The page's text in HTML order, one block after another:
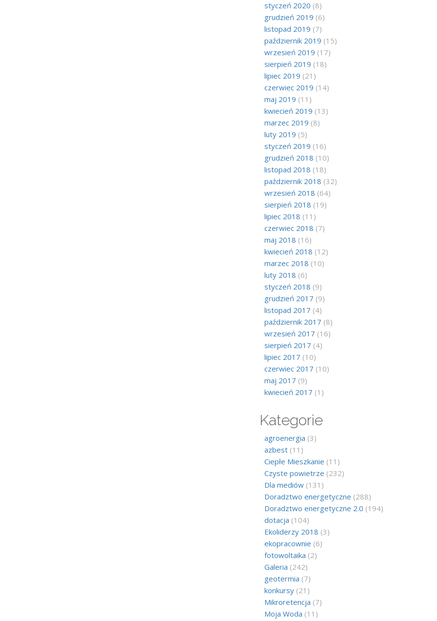
styczeń 2020 (8)
grudzień 2019 (6)
listopad 2019 (7)
październik 2019 (15)
wrzesień 2019 (17)
sierpień 2019 (18)
lipiec 2019 (21)
czerwiec 2019 (14)
maj 2019 (11)
kwiecień 2019 (13)
marzec 2019 (8)
luty 2019 (5)
styczeń 2019 (16)
grudzień 2018 (10)
listopad 2018 (18)
październik 2018 (32)
wrzesień 2018 (64)
sierpień 2018 (19)
lipiec 2018 (11)
czerwiec 2018 (7)
maj 2018 (16)
kwiecień 2018 (12)
marzec 2018 (10)
luty 2018 (6)
styczeń 2018 (9)
grudzień 2017 (9)
listopad 2017 (4)
październik 2017 (8)
wrzesień 2017 (16)
sierpień 2017 (4)
lipiec 2017 (10)
czerwiec 2017 (10)
maj 2017 (9)
kwiecień 2017 (1)
Kategorie
agroenergia (3)
azbest(11)
Ciepłe Mieszkanie (11)
Czyste powietrze (232)
Dla mediów(131)
Doradztwo energetyczne (288)
Doradztwo energetyczne 2.0 (194)
dotacja (104)
Ekoliderzy 2018 (3)
ekopracownie (6)
fotowoltaika (2)
Galeria (242)
geotermia (7)
konkursy(21)
Mikroretencja (7)
Moja Woda (11)